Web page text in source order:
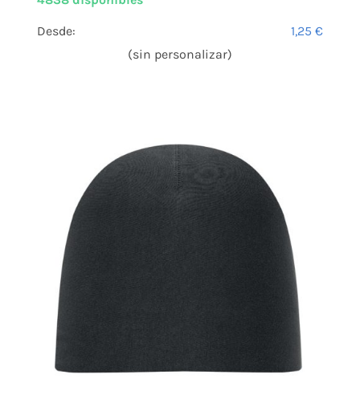
Desde: 1,25€
(sin personalizar)